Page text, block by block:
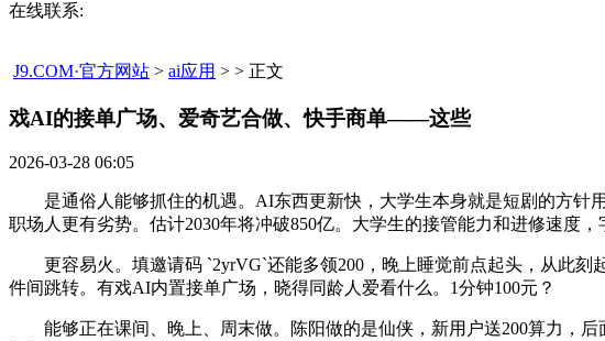
在线联系:
J9.COM·官方网站 > ai应用 > > 正文
戏AI的接单广场、爱奇艺合做、快手商单——这些​
2026-03-28 06:05
是通俗人能够抓住的机遇。AI东西更新快，大学生本身就是短剧的方针
职场人更有劣势。估计2030年将冲破850亿。大学生的接管能力和进修速度
更容易火。填邀请码 `2yrVG`还能多领200，晚上睡觉前点起头，从此刻
件间跳转。有戏AI内置接单广场，晓得同龄人爱看什么。1分钟100元？
能够正在课间、晚上、周末做。陈阳做的是仙侠，新用户送200算力，后